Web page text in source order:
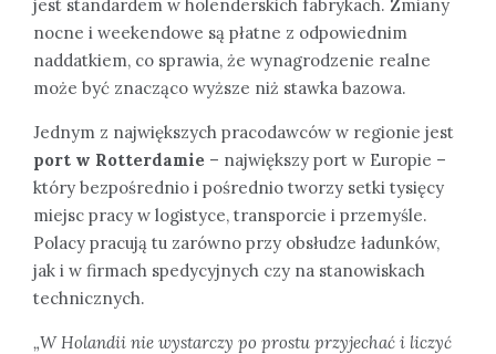
jest standardem w holenderskich fabrykach. Zmiany
nocne i weekendowe są płatne z odpowiednim
naddatkiem, co sprawia, że wynagrodzenie realne
może być znacząco wyższe niż stawka bazowa.
Jednym z największych pracodawców w regionie jest
port w Rotterdamie – największy port w Europie –
który bezpośrednio i pośrednio tworzy setki tysięcy
miejsc pracy w logistyce, transporcie i przemyśle.
Polacy pracują tu zarówno przy obsłudze ładunków,
jak i w firmach spedycyjnych czy na stanowiskach
technicznych.
„W Holandii nie wystarczy po prostu przyjechać i liczyć